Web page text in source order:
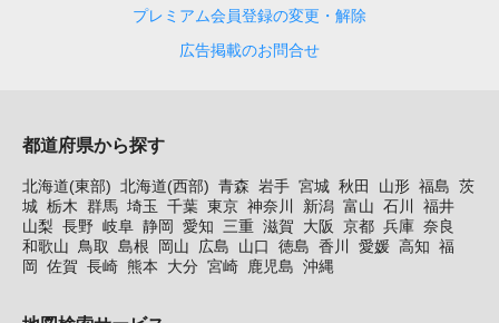
プレミアム会員登録の変更・解除
広告掲載のお問合せ
都道府県から探す
北海道(東部) 北海道(西部) 青森 岩手 宮城 秋田 山形 福島 茨
城 栃木 群馬 埼玉 千葉 東京 神奈川 新潟 富山 石川
福井
山梨 長野 岐阜 静岡 愛知 三重 滋賀 大阪 京都 兵庫 奈良
和歌山
鳥取 島根 岡山 広島 山口 徳島 香川 愛媛 高知 福
岡
佐賀 長崎 熊本 大分 宮崎 鹿児島 沖縄